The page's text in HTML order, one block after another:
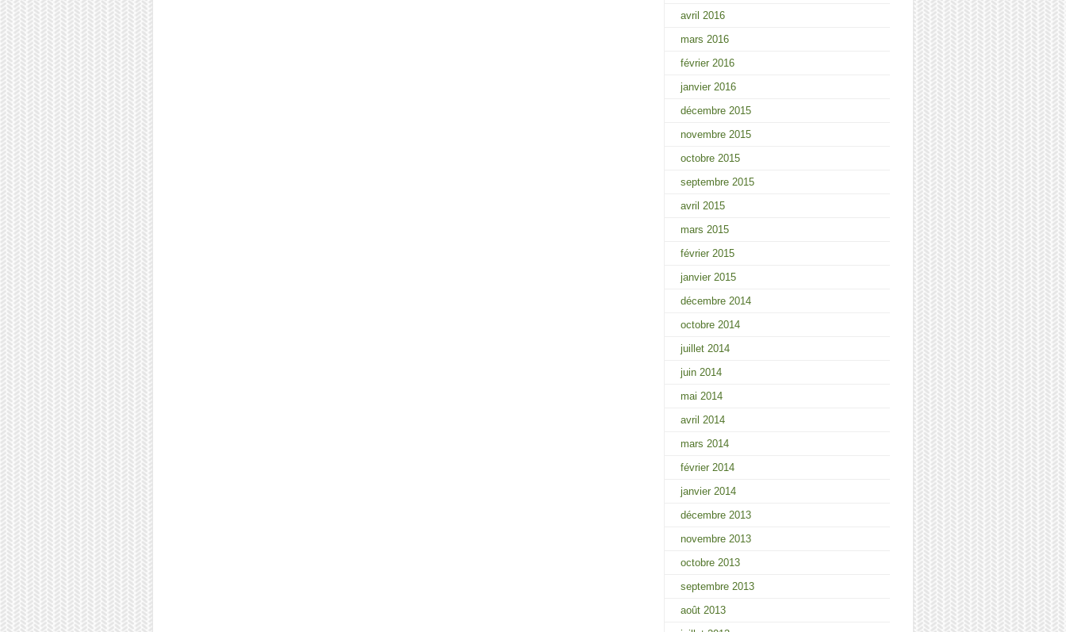
avril 2016
mars 2016
février 2016
janvier 2016
décembre 2015
novembre 2015
octobre 2015
septembre 2015
avril 2015
mars 2015
février 2015
janvier 2015
décembre 2014
octobre 2014
juillet 2014
juin 2014
mai 2014
avril 2014
mars 2014
février 2014
janvier 2014
décembre 2013
novembre 2013
octobre 2013
septembre 2013
août 2013